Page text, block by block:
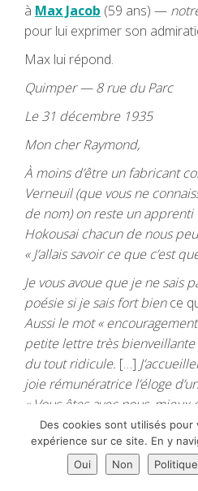
à Max Jacob (59 ans) —
pour lui exprimer son
Max lui répond.
Quimper — 8 rue du Parc
Le 31 décembre 1935
Mon cher Raymond,
À moins d’être un fabricant
Verneuil (que vous ne
de nom) on reste un apprenti
Hokousai chacun de nous
« J’allais savoir ce que c’est
Je vous avoue que je ne sais
poésie si je sais fort bience
Aussi le mot «
petite lettre très
du tout ridicule. […]
joie rémunératrice l’éloge
« Vous êtes avec nous, mieux
Ceci est un brevet de
tous les pores de mon cœur
jeunesse est autant de pris
Des cookies sont utilisés pour
expérience sur ce site. En y
Oui
Non